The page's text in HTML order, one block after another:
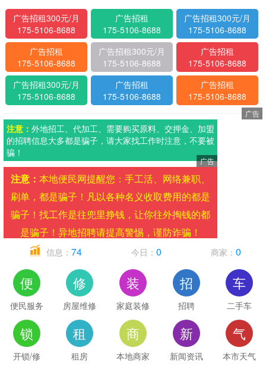
广告招租300元/月
175-5106-8688
广告招租
175-5106-8688
广告招租300元/月
175-5106-8688
广告招租
175-5106-8688
广告招租300元/月
175-5106-8688
广告招租
175-5106-8688
广告招租300元/月
175-5106-8688
广告招租
175-5106-8688
广告招租
175-5106-8688
注意： 外地招工、代加工、需要购买原料、交押金、加盟
的招聘信息大多都是骗子，请大家找工作时注意，不要被
骗！
注意： 本地便民网提醒您：手工活、网络兼职、
刷单，都是骗子！凡以各种名义收取费用的都是
骗子！找工作是往兜里挣钱，让你往外掏钱的都
是骗子！异地招聘请提高警惕，谨防诈骗！
信息： 74 今日： 0 商家： 0
便
便民服务
修
房屋维修
装
家庭装修
招
招聘
车
二手车
锁
开锁/修
租
租房
商
本地商家
新
新闻资讯
气
本市天气
俄媒：俄军动用“匕首”导弹打击乌军用机场
习近平向全球文明对话部长级会议致贺信
中华人民共和国成立七十五周年庆祝活动在多国举办
【国际新闻】全球绿色能源合作峰会召开 多国签署碳中和新协议
2026 年全球科技创新峰会召开 AI 技术引领未来发展趋势
俄媒：俄军动用“匕首”导弹打击乌军用机场